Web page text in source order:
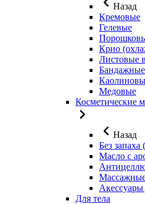
Назад
Кремовые
Гелевые
Крио
Листовые
Бандажные
Медовые
Косметические
Назад
Без запаха
Масло с
Акессуары
Для тела